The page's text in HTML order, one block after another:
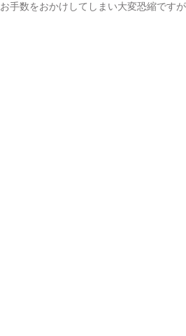
お手数をおかけしてしまい大変恐縮です